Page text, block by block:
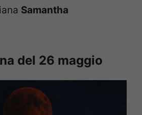
Samantha
del 26 maggio